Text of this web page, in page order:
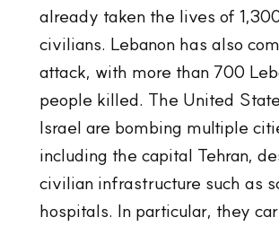
already taken the lives of
civilians. Lebanon has also
attack, with more than 700
people killed. The United
Israel are bombing multiple
including the capital Tehran,
civilian infrastructure such as
hospitals. In particular, they